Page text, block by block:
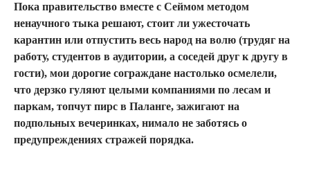
Пока правительство вместе с Сеймом методом
ненаучного тыка решают, стоит ли ужесточать
карантин или отпустить весь народ на волю (трудяг на
работу, студентов в аудитории, а соседей друг к другу в
гости), мои дорогие сограждане настолько осмелели,
что дерзко гуляют целыми компаниями по лесам и
паркам, топчут пирс в Паланге, зажигают на
подпольных вечеринках, нимало не заботясь о
предупреждениях стражей порядка.